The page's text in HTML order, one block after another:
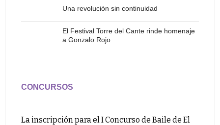
Una revolución sin continuidad
El Festival Torre del Cante rinde homenaje
a Gonzalo Rojo
CONCURSOS
La inscripción para el I Concurso de Baile de El